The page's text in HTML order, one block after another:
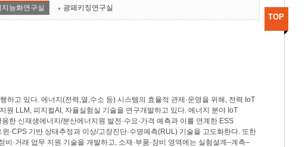
능화연구실 광패키징연구실
고 있다. 에너지(전력,열,수소 등) 시스템의 효율적 관제·운영을 위해, 전력 IoT
원 LLM, 피지컬AI, 자율실험실 기술을 연구개발하고 있다. 에너지 분야 IoT
한 신재생에너지/분산에너지원 발전·수요·가격 예측과 이를 연계한 ESS
·CPS 기반 상태추정과 이상/고장진단·수명예측(RUL) 기술을 고도화한다. 또한
·거래 업무 지원 기술을 개발하고, 소재·부품·장비 영역에는 실험설계–계측–
TOP